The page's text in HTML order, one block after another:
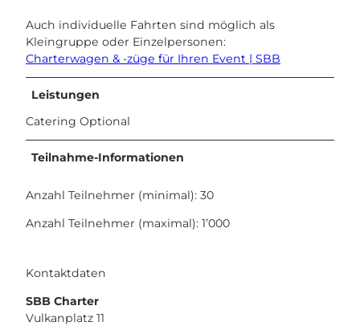
Auch individuelle Fahrten sind möglich als
Kleingruppe oder Einzelpersonen:
Charterwagen & -züge für Ihren Event | SBB
Leistungen
Catering Optional
Teilnahme-Informationen
Anzahl Teilnehmer (minimal): 30
Anzahl Teilnehmer (maximal): 1’000
Kontaktdaten
SBB Charter
Vulkanplatz 11